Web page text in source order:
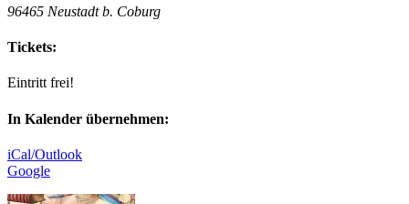
96465 Neustadt b. Coburg
Tickets:
Eintritt frei!
In Kalender übernehmen:
iCal/Outlook
Google